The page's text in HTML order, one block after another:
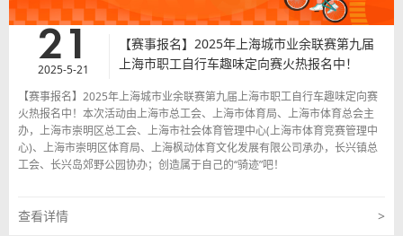
查看详情
21
2025-5-21
【赛事报名】2025年上海城市业余联赛第九届
上海市职工自行车趣味定向赛火热报名中！
【赛事报名】2025年上海城市业余联赛第九届上海市职工自行车趣味定向赛
火热报名中！本次活动由上海市总工会、上海市体育局、上海市体育总会主
办，上海市崇明区总工会、上海市社会体育管理中心(上海市体育竞赛管理中
心)、上海市崇明区体育局、上海枫动体育文化发展有限公司承办，长兴镇总
工会、长兴岛郊野公园协办；创造属于自己的“骑迹”吧！
查看详情 >
1 2 3 4 5 6 »